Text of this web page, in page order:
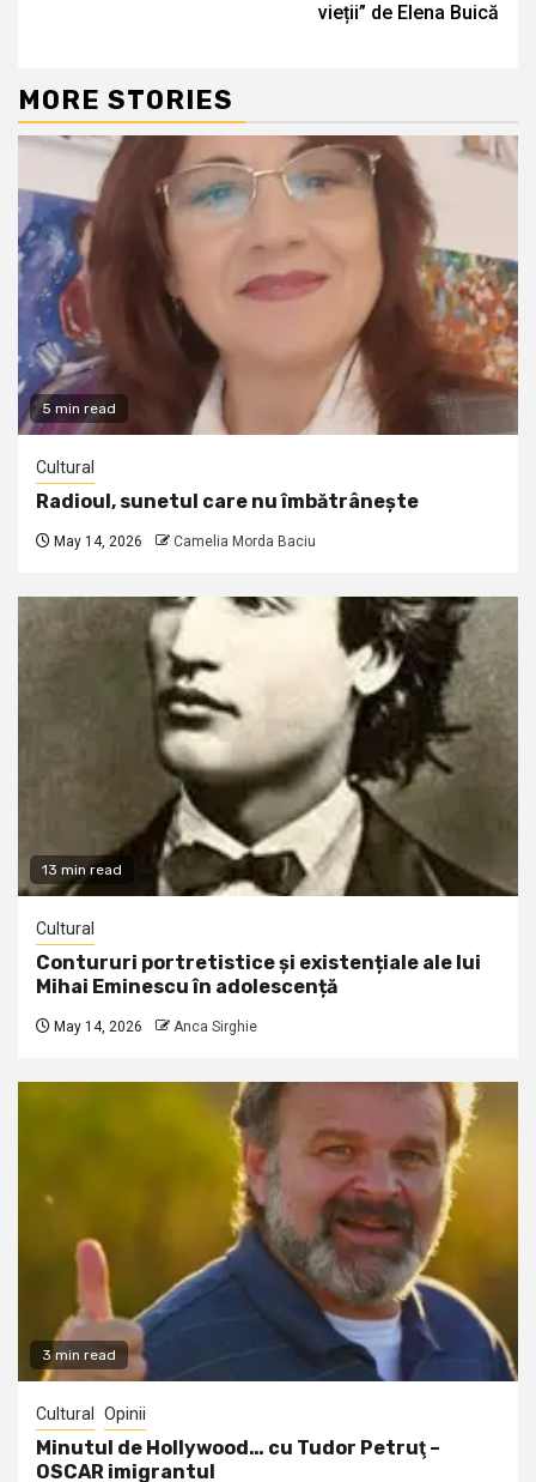
vieții” de Elena Buică
MORE STORIES
5 min read
Cultural
Radioul, sunetul care nu îmbătrânește
May 14, 2026 Camelia Morda Baciu
13 min read
Cultural
Contururi portretistice și existențiale ale lui
Mihai Eminescu în adolescență
May 14, 2026 Anca Sirghie
3 min read
Cultural Opinii
Minutul de Hollywood… cu Tudor Petruţ –
OSCAR imigrantul